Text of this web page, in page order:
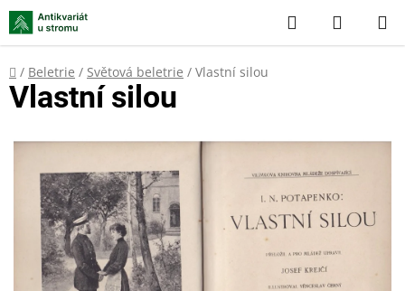
Přejít
na
obsah
Hledat
KOŠÍK
Domů
/ Beletrie / Světová beletrie / Vlastní silou
Vlastní silou